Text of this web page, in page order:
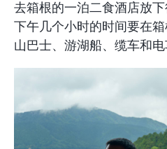
去箱根的一泊二食酒店放下
下午几个小时的时间要在
山巴士、游湖船、缆车和电